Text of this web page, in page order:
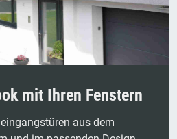
mit Ihren Fenstern
aus dem